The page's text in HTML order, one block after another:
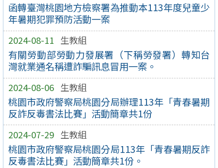
函轉臺灣桃園地方檢察署為推動本113年度兒童少
年暑期犯罪預防活動一案
2024-08-11 生教組
有關勞動部勞動力發展署（下稱勞發署）轉知台
灣就業通名稱遭詐騙訊息冒用一案。
2024-08-06 生教組
桃園市政府警察局桃園分局辦理113年「青春暑期
反詐反毒書法比賽」活動簡章共1份
2024-07-29 生教組
桃園市政府警察局桃園分局113年「青春暑期反詐
反毒書法比賽」活動簡章共1份。